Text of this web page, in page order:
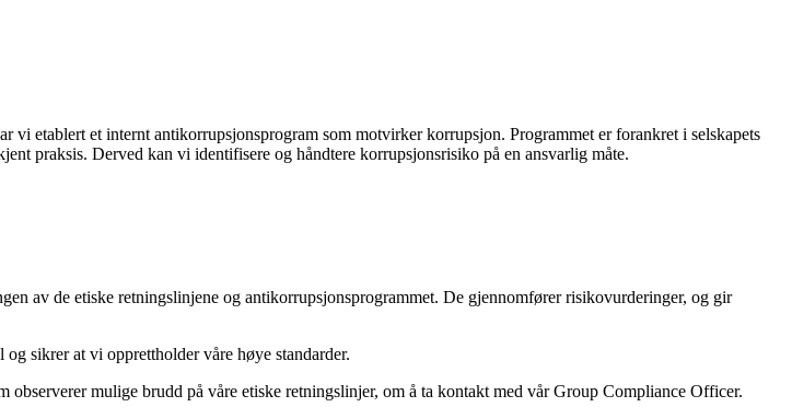
vi etablert et internt antikorrupsjonsprogram som motvirkerkorrupsjon. Programmet er forankret i selskapets
praksis. Derved kan vi identifisere og håndtere korrupsjonsrisiko på en ansvarlig måte.
av de etiske retningslinjene og antikorrupsjonsprogrammet. De gjennomfører risikovurderinger, og gir
sikrer at vi opprettholder våre høye standarder.
mulige brudd på våre etiske retningslinjer, om å ta kontakt med vår Group Compliance Officer.